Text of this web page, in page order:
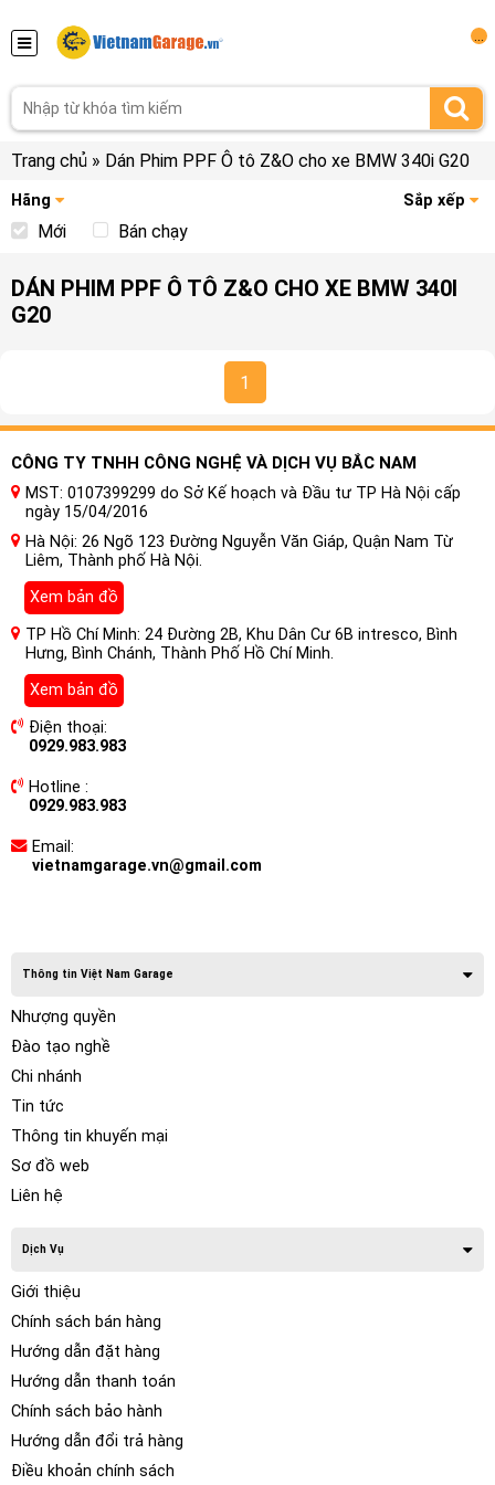
Trang chủ » Dán Phim PPF Ô tô Z&O cho xe BMW 340i G20
Hãng Sắp xếp
Mới Bán chạy
DÁN PHIM PPF Ô TÔ Z&O CHO XE BMW 340I
G20
1
CÔNG TY TNHH CÔNG NGHỆ VÀ DỊCH VỤ BẮC NAM
MST: 0107399299 do Sở Kế hoạch và Đầu tư TP Hà Nội cấp
ngày 15/04/2016
Hà Nội: 26 Ngõ 123 Đường Nguyễn Văn Giáp, Quận Nam Từ
Liêm, Thành phố Hà Nội.
Xem bản đồ
TP Hồ Chí Minh: 24 Đường 2B, Khu Dân Cư 6B intresco, Bình
Hưng, Bình Chánh, Thành Phố Hồ Chí Minh.
Xem bản đồ
Điện thoại:
0929.983.983
Hotline :
0929.983.983
Email:
vietnamgarage.vn@gmail.com
Thông tin Việt Nam Garage
Nhượng quyền
Đào tạo nghề
Chi nhánh
Tin tức
Thông tin khuyến mại
Sơ đồ web
Liên hệ
Dịch Vụ
Giới thiệu
Chính sách bán hàng
Hướng dẫn đặt hàng
Hướng dẫn thanh toán
Chính sách bảo hành
Hướng dẫn đổi trả hàng
Điều khoản chính sách